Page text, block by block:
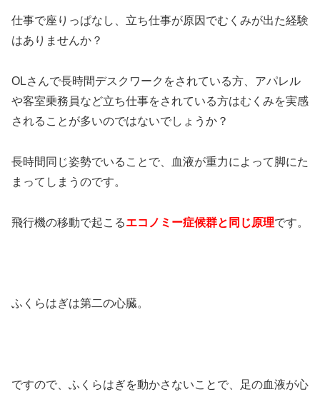
仕事で座りっぱなし、立ち仕事が原因でむくみが出た経験
はありませんか？
OLさんで長時間デスクワークをされている方、アパレル
や客室乗務員など立ち仕事をされている方はむくみを実感
されることが多いのではないでしょうか？
長時間同じ姿勢でいることで、血液が重力によって脚にた
まってしまうのです。
飛行機の移動で起こるエコノミー症候群と同じ原理です。
ふくらはぎは第二の心臓。
ですので、ふくらはぎを動かさないことで、足の血液が心